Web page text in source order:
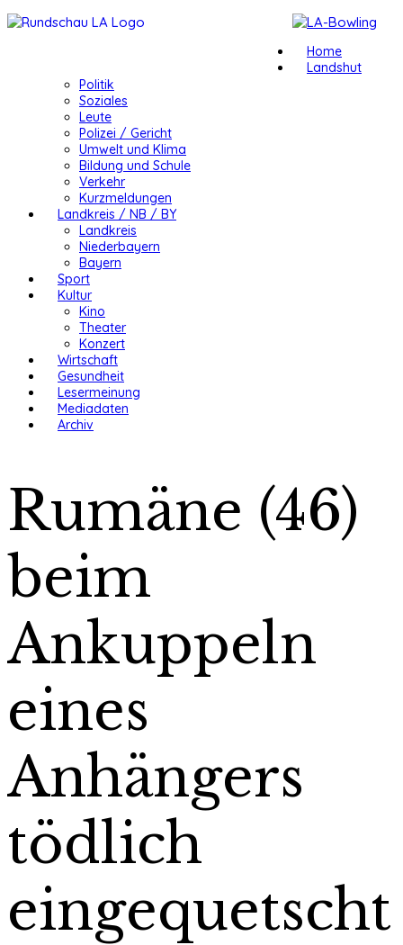
Home
Landshut
Politik
Soziales
Leute
Polizei / Gericht
Umwelt und Klima
Bildung und Schule
Verkehr
Kurzmeldungen
Landkreis / NB / BY
Landkreis
Niederbayern
Bayern
Sport
Kultur
Kino
Theater
Konzert
Wirtschaft
Gesundheit
Lesermeinung
Mediadaten
Archiv
Rumäne (46)
beim
Ankuppeln
eines
Anhängers
tödlich
eingequetscht